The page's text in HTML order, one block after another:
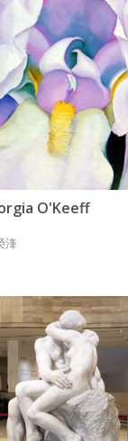
O'Keeff
浲